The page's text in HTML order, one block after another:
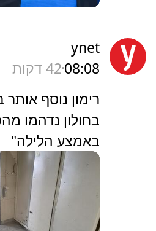
ynet
08:0842 דקות
רימון נוסף אותר
בחולון נדהמו
באמצע הלילה"